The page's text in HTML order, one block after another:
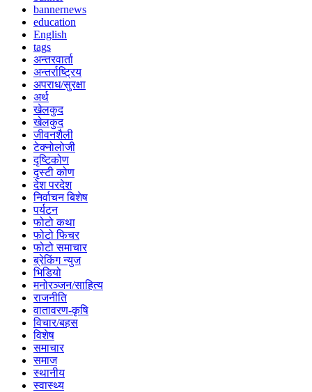
bannernews
education
English
tags
अन्तरवार्ता
अन्तर्राष्ट्रिय
अपराध/सुरक्षा
अर्थ
खेलकुद
खेलकुद
जीवनशैली
टेक्नोलोजी
दृष्टिकोण
दृस्टी कोण
देश परदेश
निर्वाचन बिशेष
पर्यटन
फोटो कथा
फोटो फिचर
फोटो समाचार
ब्रेकिंग न्युज
भिडियो
मनोरञ्जन/साहित्य
राजनीति
वातावरण-कृषि
विचार/बहस
विशेष
समाचार
समाज
स्थानीय
स्वास्थ्य